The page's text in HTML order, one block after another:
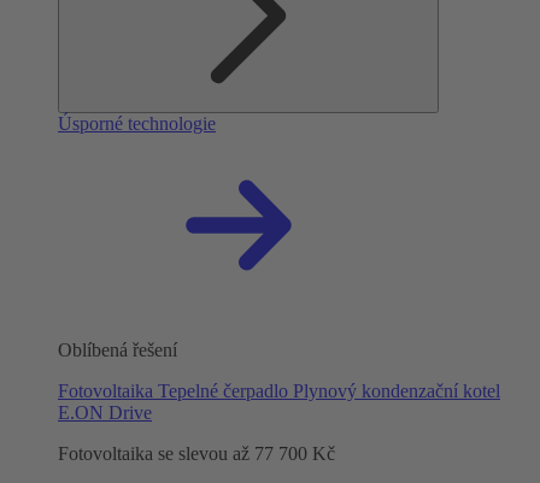
Úsporné technologie
Oblíbená řešení
Fotovoltaika Tepelné čerpadlo Plynový kondenzační kotel
E.ON Drive
Fotovoltaika se slevou až 77 700 Kč